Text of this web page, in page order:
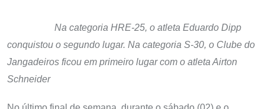
Na categoria HRE-25, o atleta Eduardo Dipp
conquistou o segundo lugar. Na categoria S-30, o Clube do
Jangadeiros ficou em primeiro lugar com o atleta Airton
Schneider